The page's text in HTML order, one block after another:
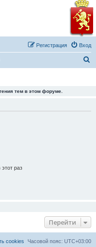
Вход
Регистрация
тем в этом форуме.
раз
Перейти
Часовой пояс: UTC+03:00
cookies